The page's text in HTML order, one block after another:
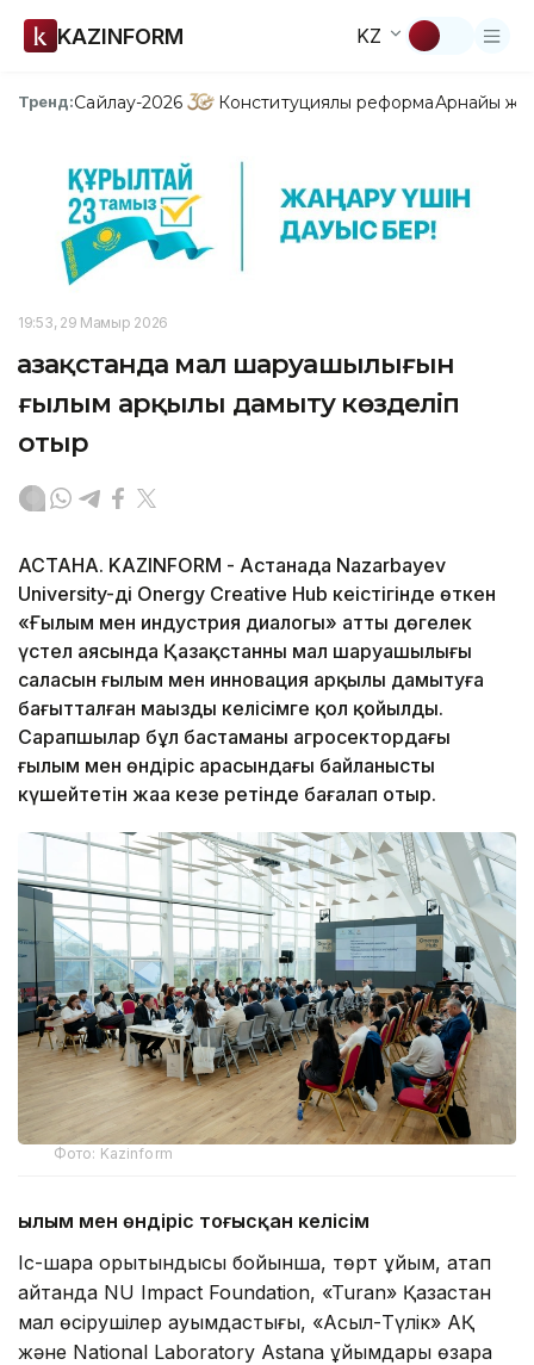
KAZINFORM KZ
Тренд:Сайлау-2026 Конституциялық реформаАрнайы
19:53, 29 Мамыр 2026
Қазақстанда мал шаруашылығын
ғылым арқылы дамыту көзделіп
отыр
АСТАНА. KAZINFORM - Астанада Nazarbayev
University-дің Onergy Creative Hub кеңістігінде өткен
«Ғылым мен индустрия диалогы» атты дөңгелек
үстел аясында Қазақстанның мал шаруашылығы
саласын ғылым мен инновация арқылы дамытуға
бағытталған маңызды келісімге қол қойылды.
Сарапшылар бұл бастаманы агросектордағы
ғылым мен өндіріс арасындағы байланысты
күшейтетін жаңа кезең ретінде бағалап отыр.
Фото: Kazinform
Ғылым мен өндіріс тоғысқан келісім
Іс-шара қорытындысы бойынша, төрт ұйым, атап
айтқанда NU Impact Foundation, «Turan» Қазақстан
мал өсірушілер қауымдастығы, «Асыл-Түлік» АҚ
және National Laboratory Astana ұйымдары өзара